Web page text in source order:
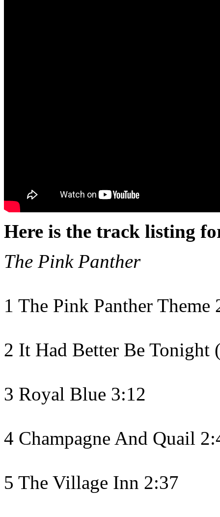
Here is the track listing
The Pink Panther
1 The Pink Panther Theme
2 It Had Better Be Tonight
3 Royal Blue 3:12
4 Champagne And Quail
5 The Village Inn 2:37